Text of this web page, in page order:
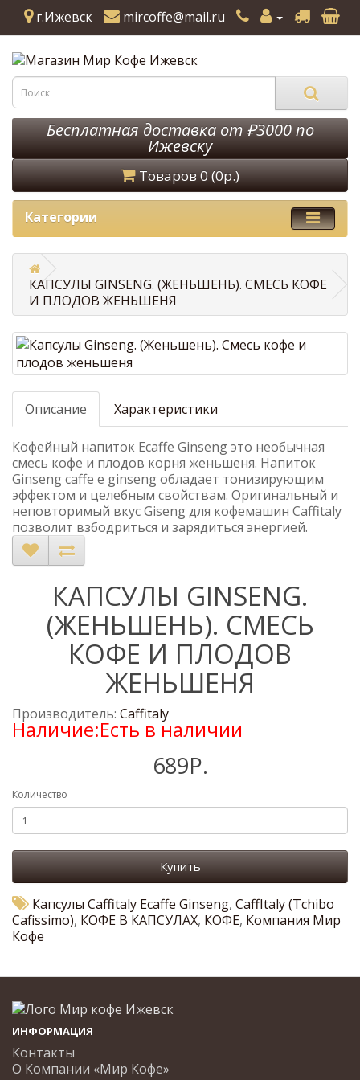
г.Ижевск mircoffe@mail.ru
Бесплатная доставка от ₽3000 по
Ижевску
Товаров 0 (0р.)
Категории
КАПСУЛЫ GINSENG. (ЖЕНЬШЕНЬ). СМЕСЬ КОФЕ
И ПЛОДОВ ЖЕНЬШЕНЯ
Описание Характеристики
Кофейный напиток Ecaffe Ginseng это необычная
смесь кофе и плодов корня женьшеня. Напиток
Ginseng caffe e ginseng обладает тонизирующим
эффектом и целебным свойствам. Оригинальный и
неповторимый вкус Giseng для кофемашин Caffitaly
позволит взбодриться и зарядиться энергией.
КАПСУЛЫ GINSENG.
(ЖЕНЬШЕНЬ). СМЕСЬ
КОФЕ И ПЛОДОВ
ЖЕНЬШЕНЯ
Производитель: Caffitaly
Наличие:Есть в наличии
689Р.
Количество
Купить
Капсулы Caffitaly Ecaffe Ginseng, CaffItaly (Tchibo
Cafissimo), КОФЕ В КАПСУЛАХ, КОФЕ, Компания Мир
Кофе
ИНФОРМАЦИЯ
Контакты
О Компании «Мир Кофе»